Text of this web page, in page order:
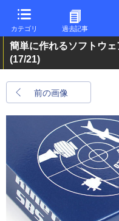
カテゴリ 過去記事
簡単に作れるソフトウ
(17/21)
前の画像